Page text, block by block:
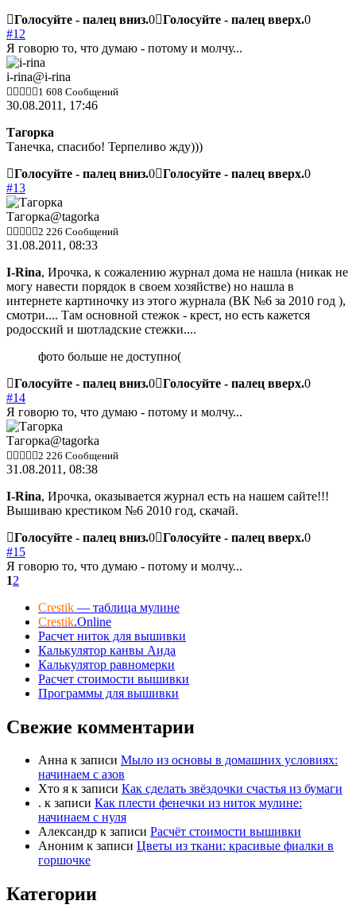
Голосуйте - палец вниз.0 Голосуйте - палец вверх.0
#12
Я говорю то, что думаю - потому и молчу...
i-rina@i-rina
1 608 Сообщений
30.08.2011, 17:46
Тагорка
Танечка, спасибо! Терпеливо жду)))
Голосуйте - палец вниз.0 Голосуйте - палец вверх.0
#13
Тагорка@tagorka
2 226 Сообщений
31.08.2011, 08:33
I-Rina, Ирочка, к сожалению журнал дома не нашла (никак не
могу навести порядок в своем хозяйстве) но нашла в
интернете картиночку из этого журнала (ВК №6 за 2010 год ),
смотри.... Там основной стежок - крест, но есть кажется
родосский и шотладские стежки....
фото больше не доступно(
Голосуйте - палец вниз.0 Голосуйте - палец вверх.0
#14
Я говорю то, что думаю - потому и молчу...
Тагорка@tagorka
2 226 Сообщений
31.08.2011, 08:38
I-Rina, Ирочка, оказывается журнал есть на нашем сайте!!!
Вышиваю крестиком №6 2010 год, скачай.
Голосуйте - палец вниз.0 Голосуйте - палец вверх.0
#15
Я говорю то, что думаю - потому и молчу...
12
Crestik — таблица мулине
Crestik.Online
Расчет ниток для вышивки
Калькулятор канвы Аида
Калькулятор равномерки
Расчет стоимости вышивки
Программы для вышивки
Свежие комментарии
Анна к записи Мыло из основы в домашних условиях:
начинаем с азов
Хто я к записи Как сделать звёздочки счастья из бумаги
. к записи Как плести фенечки из ниток мулине:
начинаем с нуля
Александр к записи Расчёт стоимости вышивки
Аноним к записи Цветы из ткани: красивые фиалки в
горшочке
Категории